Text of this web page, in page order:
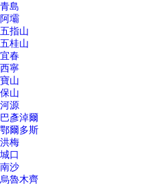
青島
阿壩
五指山
五桂山
宜春
西寧
寶山
保山
河源
巴彥淖爾
鄂爾多斯
洪梅
城口
南沙
烏魯木齊